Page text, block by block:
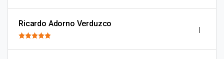
Ricardo Adorno Verduzco